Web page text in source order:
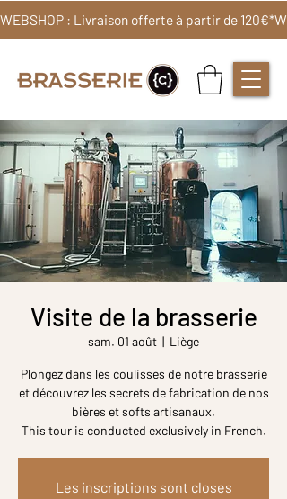
WEBSHOP : Livraison offerte à partir de 120€*
Visite de la brasserie
sam. 01 août
  |
Liège
Plongez dans les coulisses de notre brasserie
et découvrez les secrets de fabrication de nos
bières et softs artisanaux.
Les inscriptions sont closes